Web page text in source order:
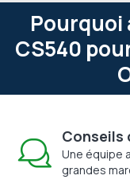
CS540
Conseils
Une équipe
grandes